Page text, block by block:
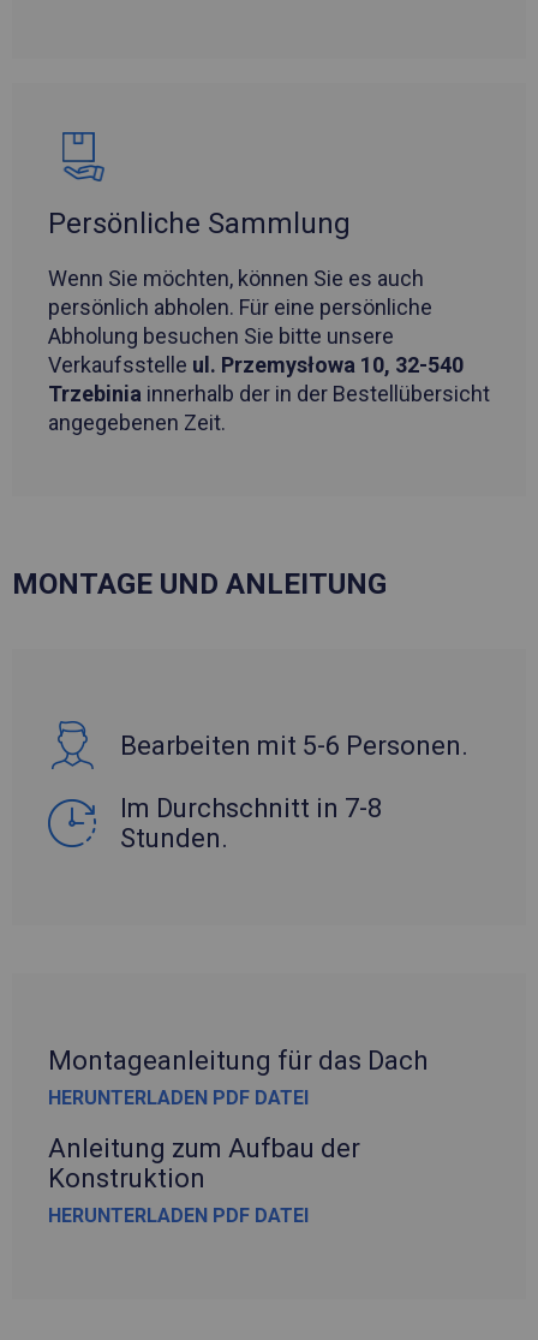
Persönliche Sammlung
Wenn Sie möchten, können Sie es auch
persönlich abholen. Für eine persönliche
Abholung besuchen Sie bitte unsere
Verkaufsstelle ul. Przemysłowa 10, 32-540
Trzebinia innerhalb der in der Bestellübersicht
angegebenen Zeit.
MONTAGE UND ANLEITUNG
Bearbeiten mit 5-6 Personen.
Im Durchschnitt in 7-8
Stunden.
Montageanleitung für das Dach
HERUNTERLADEN PDF DATEI
Anleitung zum Aufbau der
Konstruktion
HERUNTERLADEN PDF DATEI